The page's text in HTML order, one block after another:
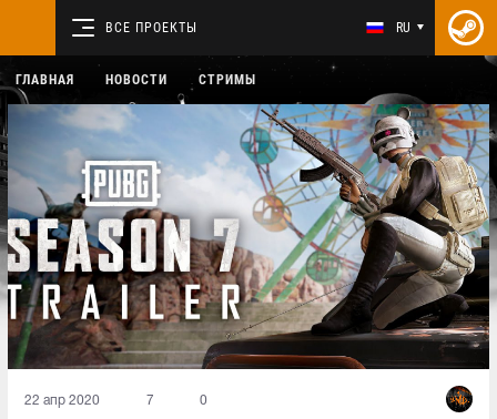
ВСЕ ПРОЕКТЫ RU
ГЛАВНАЯ НОВОСТИ СТРИМЫ
22 апр 2020 7 0